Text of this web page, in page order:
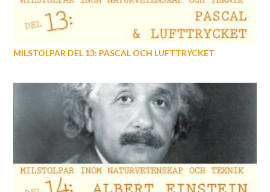
MILSTOLPAR DEL 13: PASCAL OCH LUFTTRYCKET